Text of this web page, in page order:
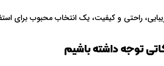
راحتی و کیفیت، یک انتخاب محبوب برای
توجه داشته باشیم